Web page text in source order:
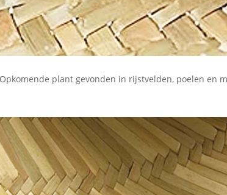
plant gevonden in rijstvelden, poelen